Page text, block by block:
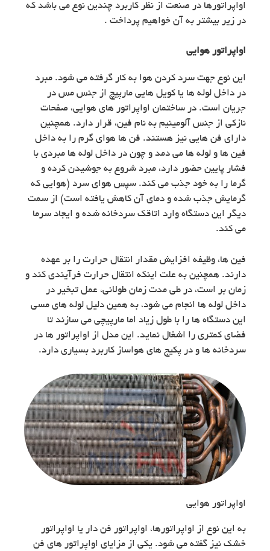
اواپراتورها در صنعت از نظر کاربرد چندین نوع می باشد که
در زیر بیشتر به آن خواهیم پرداخت .
اواپراتور هوایی
این نوع جهت سرد کردن هوا به کار گرفته می شود. مبرد
در داخل لوله ها یا کویل هایی مارپیچ از جنس مس در
جریان است. در ساختمان اواپراتور های هوایی، صفحات
نازکی از جنس آلومینیم به نام فین، قرار دارد. همچنین
دارای فن هایی نیز هستند. فن ها هوای گرم را به داخل
فین ها و لوله ها می دمد و چون در داخل لوله ها مبردی با
فشار پایین حضور دارد، مبرد شروع به جوشیدن کرده و
گرما را به خود جذب می کند. سپس هوای سرد (هوایی که
گرمایش جذب شده و دمای آن کاهش یافته است) از سمت
دیگر این دستگاه وارد اتاقک سردخانه شده و ایجاد سرما
می کند.
فین ها، وظیفه افزایش مقدار انتقال حرارت را بر عهده
دارند. همچنین به علت اینکه انتقال حرارت فرآیندی کند و
زمان بر است، در طی مدت زمان طولانی، عمل تبخیر در
داخل لوله ها انجام می شود، به همین دلیل لوله های مسی
این دستگاه ها را با طول زیاد اما مارپیچی می سازند تا
فضای کمتری را اشغال نماید. این مدل از اواپراتور ها در
سردخانه ها و در پکیج های هواساز کاربرد بسیاری دارد.
اواپراتور هوایی
به این نوع از اواپراتورها، اواپراتور فن دار یا اواپراتور
خشک نیز گفته می شود. یکی از مزایای اواپراتور های فن